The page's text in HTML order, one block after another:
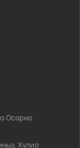
Осорио
Хулио